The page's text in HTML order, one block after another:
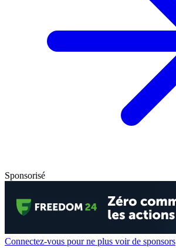
Sponsorisé
Connectez-vous pour ne plus voir de sponsors